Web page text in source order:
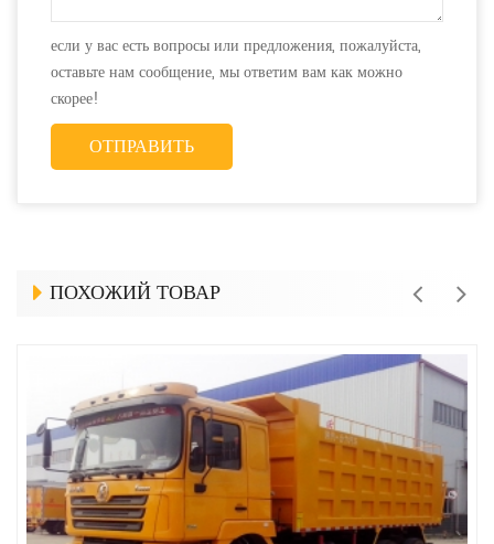
если у вас есть вопросы или предложения, пожалуйста,
оставьте нам сообщение, мы ответим вам как можно
скорее!
ПОХОЖИЙ ТОВАР